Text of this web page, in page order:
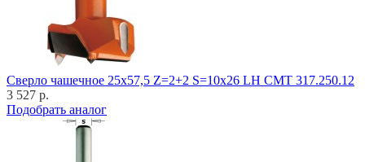
Cверло чашечное 25x57,5 Z=2+2 S=10x26 LH CMT 317.250.12
3 527 р.
Подобрать аналог